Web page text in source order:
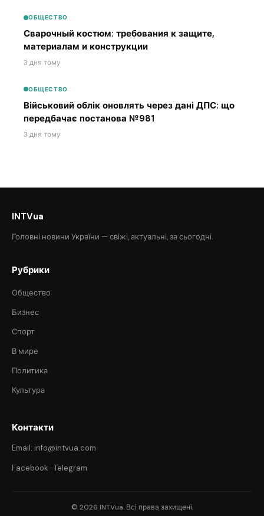
ОБЩЕСТВО
Сварочный костюм: требования к защите,
материалам и конструкции
3 дня тому
ОБЩЕСТВО
Військовий облік оновлять через дані ДПС: що
передбачає постанова №981
3 дня тому
INTVua
Головні новини України — свіжі, актуальні, за сьогодні.
Рубрики
Общество
Бизнес
Спорт
В мире
Политика
Культура
Контакти
Email: info@intvua.com
Facebook · Telegram
© 2026 INTVua. Всі права захищені.